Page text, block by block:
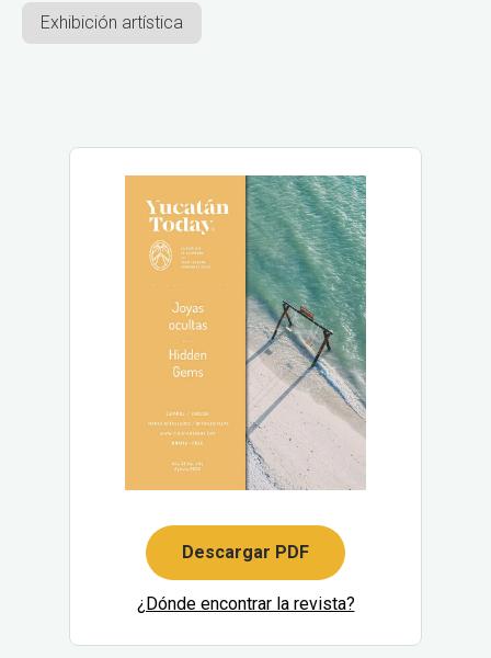
Exhibición artística
Descargar PDF
¿Dónde encontrar la revista?